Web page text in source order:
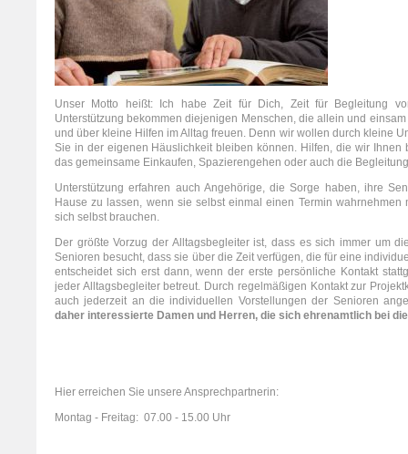
Unser Motto heißt: Ich habe Zeit für Dich, Zeit für Begleitung
Unterstützung bekommen diejenigen Menschen, die allein und
und über kleine Hilfen im Alltag freuen. Denn wir wollen durch kleine
Sie in der eigenen Häuslichkeit bleiben können. Hilfen, die wir Ihnen
das gemeinsame Einkaufen, Spazierengehen oder auch die
Unterstützung erfahren auch Angehörige, die Sorge haben, ihre
Hause zu lassen, wenn sie selbst einmal einen Termin wahrnehmen
sich selbst brauchen.
Der größte Vorzug der Alltagsbegleiter ist, dass es sich immer um
Senioren besucht, dass sie über die Zeit verfügen, die für eine
entscheidet sich erst dann, wenn der erste persönliche Kontakt
jeder Alltagsbegleiter betreut. Durch regelmäßigen Kontakt zur
auch jederzeit an die individuellen Vorstellungen der Senioren
daher interessierte Damen und Herren, die sich ehrenamtlich bei
Hier erreichen Sie unsere Ansprechpartnerin:
Montag - Freitag: 07.00 - 15.00 Uhr